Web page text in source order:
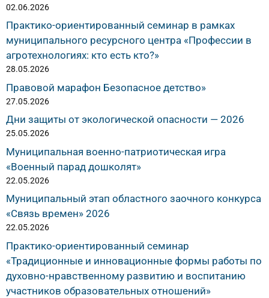
02.06.2026
Практико-ориентированный семинар в рамках
муниципального ресурсного центра «Профессии в
агротехнологиях: кто есть кто?»
28.05.2026
Правовой марафон Безопасное детство»
27.05.2026
Дни защиты от экологической опасности — 2026
25.05.2026
Муниципальная военно-патриотическая игра
«Военный парад дошколят»
22.05.2026
Муниципальный этап областного заочного конкурса
«Связь времен» 2026
22.05.2026
Практико-ориентированный семинар
«Традиционные и инновационные формы работы по
духовно-нравственному развитию и воспитанию
участников образовательных отношений»